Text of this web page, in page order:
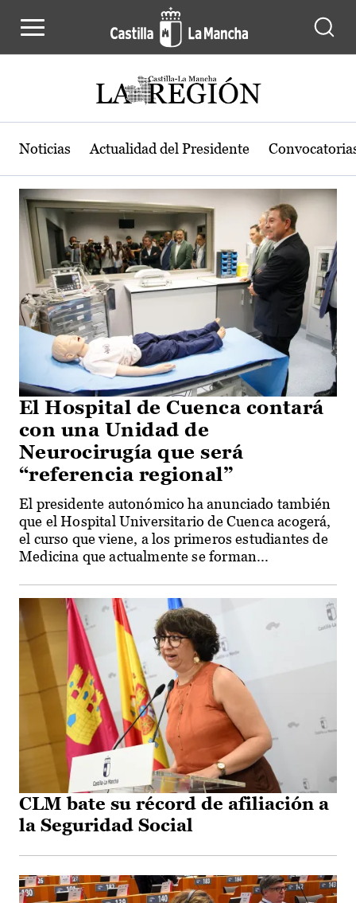
Actualidad de la región de Castilla-
Noticias Actualidad del Presidente
El Hospital de Cuenca contará
con una Unidad de
Neurocirugía que será
“referencia regional”
El presidente autonómico ha anunciado también
que el Hospital Universitario de Cuenca acogerá,
el curso que viene, a los primeros estudiantes de
Medicina que actualmente se forman...
CLM bate su récord de afiliación a
la Seguridad Social